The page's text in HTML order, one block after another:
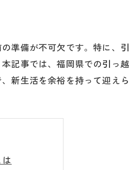
準備が不可欠です。特に、
記事では、福岡県での引っ
新生活を余裕を持って迎えら